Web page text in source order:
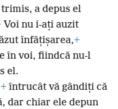
a depus el
Voi nu i-ați auzit
înfățișarea,+
în voi, fiindcă nu-l
el.
+întrucât vă gândiți că
dar chiar ele depun